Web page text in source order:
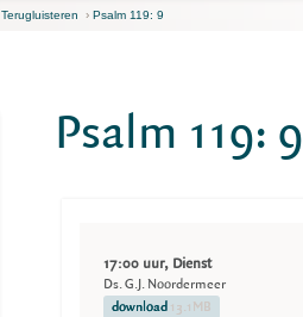
Terugluisteren › Psalm 119: 9
Psalm 119: 9
17:00 uur, Dienst
Ds. G.J. Noordermeer
download 13.1MB